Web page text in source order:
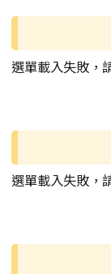
選單載入失敗，
選單載入失敗，